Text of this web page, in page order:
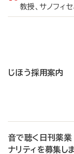
教授、サノフィ
じほう採用案内
音で聴く日刊薬
ナリティを募集し